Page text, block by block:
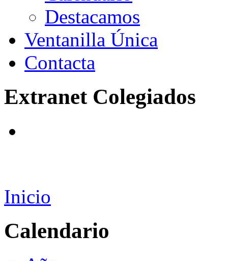
Destacamos
Ventanilla Única
Contacta
Extranet Colegiados
Inicio
Calendario